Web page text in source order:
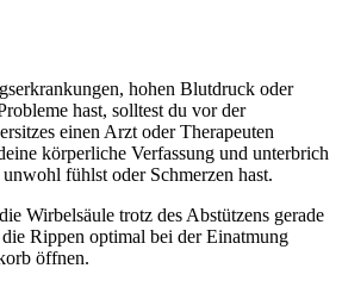
hohen Blutdruck oder
hast, solltest du vor der
einen Arzt oder Therapeuten
körperliche Verfassung und unterbrich
fühlst oder Schmerzen hast.
Wirbelsäule trotz des Abstützens gerade
Rippen optimal bei der Einatmung
öffnen.